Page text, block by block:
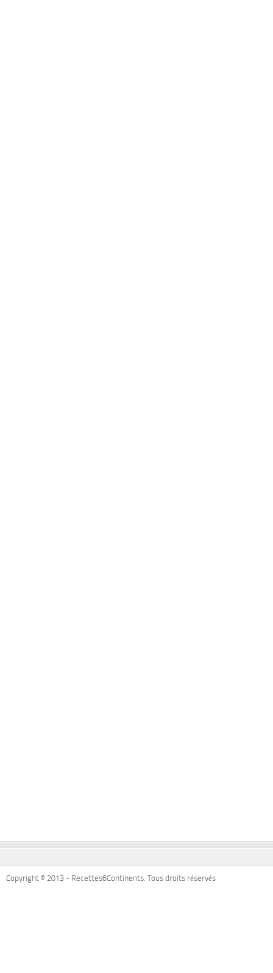
Copyright © 2013 - Recettes6Continents. Tous droits réservés